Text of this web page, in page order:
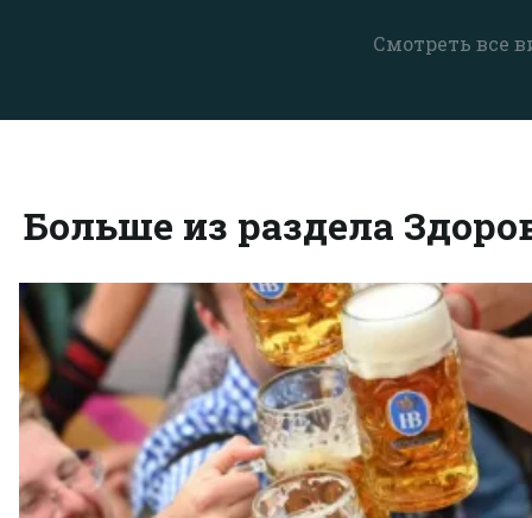
Смотреть все
Больше из раздела